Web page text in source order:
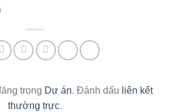
trong Dự án. Đánh dấu liên kết
thường trực.